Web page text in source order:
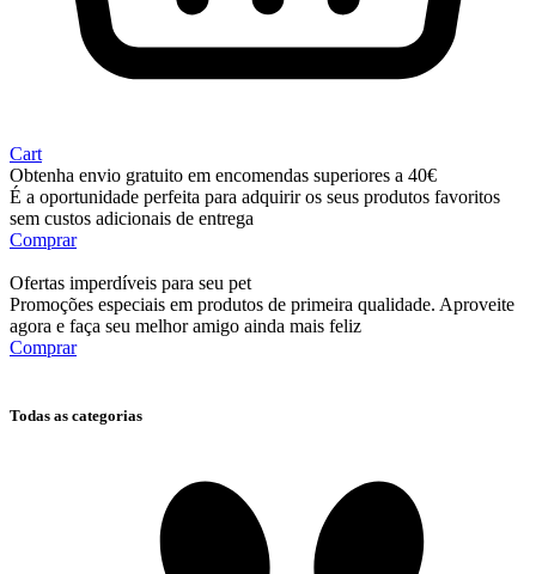
Cart
Obtenha envio gratuito em encomendas superiores a 40€
É a oportunidade perfeita para adquirir os seus produtos favoritos
sem custos adicionais de entrega
Comprar
Ofertas imperdíveis para seu pet
Promoções especiais em produtos de primeira qualidade. Aproveite
agora e faça seu melhor amigo ainda mais feliz
Comprar
Todas as categorias